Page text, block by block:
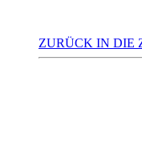
ZURÜCK IN DIE